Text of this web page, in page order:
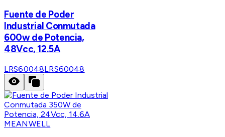
Fuente de Poder
Industrial Conmutada
600w de Potencia,
48Vcc, 12.5A
LRS60048LRS60048
MEANWELL